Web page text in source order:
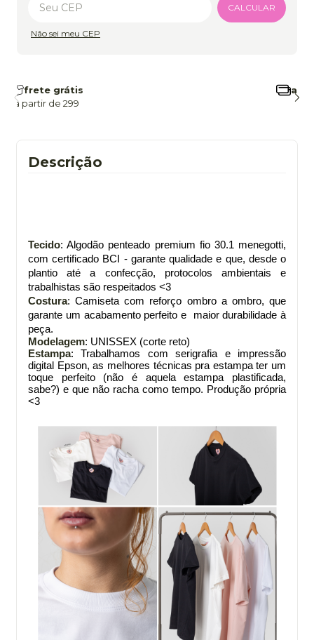
CALCULAR
Não sei meu CEP
Descrição
Tecido: Algodão penteado premium fio 30.1 menegotti,
com certificado BCI - garante qualidade e que, desde o
plantio até a confecção, protocolos ambientais e
trabalhistas são respeitados <3
Costura: Camiseta com reforço ombro a ombro, que
garante um acabamento perfeito e maior durabilidade à
peça.
Modelagem: UNISSEX (corte reto)
Estampa: Trabalhamos com serigrafia e impressão
digital Epson, as melhores técnicas pra estampa ter um
toque perfeito (não é aquela estampa plastificada,
sabe?) e que não racha como tempo. Produção própria
<3